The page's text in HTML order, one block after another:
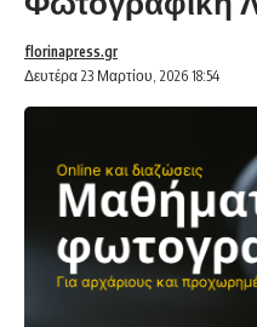
Δευτέρα 23 Μαρτίου, 2026 18:54
florinapress.gr